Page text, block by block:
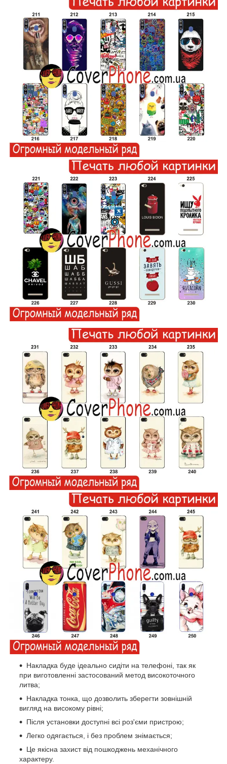
Накладка буде ідеально сидіти на телефоні, так як
при виготовленні застосований метод високоточного
литва;
Накладка тонка, що дозволить зберегти зовнішній
вигляд на високому рівні;
Після установки доступні всі роз'єми пристрою;
Легко одягається, і без проблем знімається;
Це якісна захист від пошкоджень механічного
характеру.